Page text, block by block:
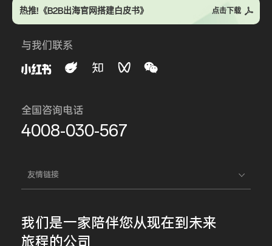
热推!《B2B出海官网搭建白皮书》 点击下载
与我们联系
全国咨询电话
4008-030-567
友情链接
我们是一家陪伴您从现在到未来
旅程的公司